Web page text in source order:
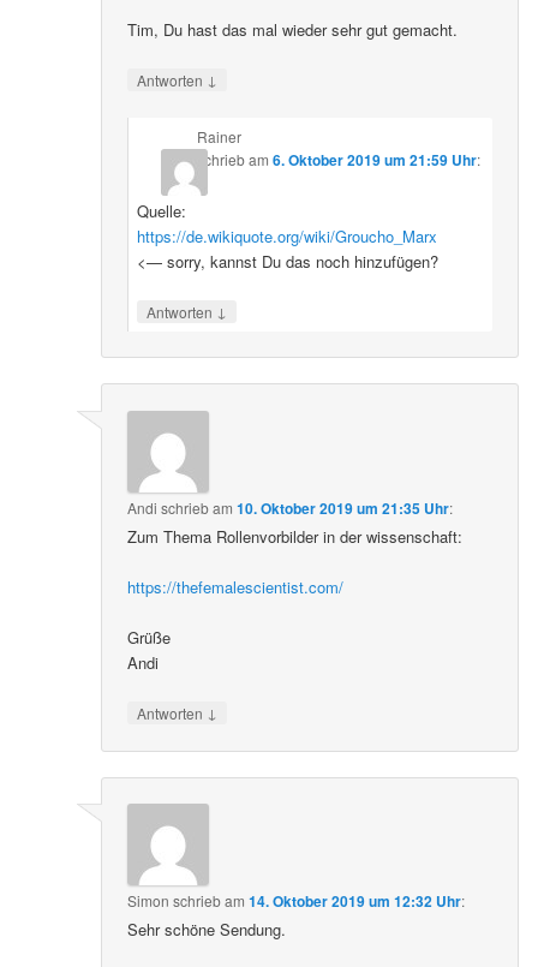
Tim, Du hast das mal wieder sehr gut gemacht.
Antworten ↓
Rainer
schriebam 6. Oktober 2019 um 21:59 Uhr:
Quelle:
https://de.wikiquote.org/wiki/Groucho_Marx
<— sorry, kannst Du das noch hinzufügen?
Antworten ↓
Andi schriebam10. Oktober 2019 um 21:35 Uhr:
Zum Thema Rollenvorbilder in der wissenschaft:
https://thefemalescientist.com/
Grüße
Andi
Antworten ↓
Simon schriebam14. Oktober 2019 um 12:32 Uhr:
Sehr schöne Sendung.